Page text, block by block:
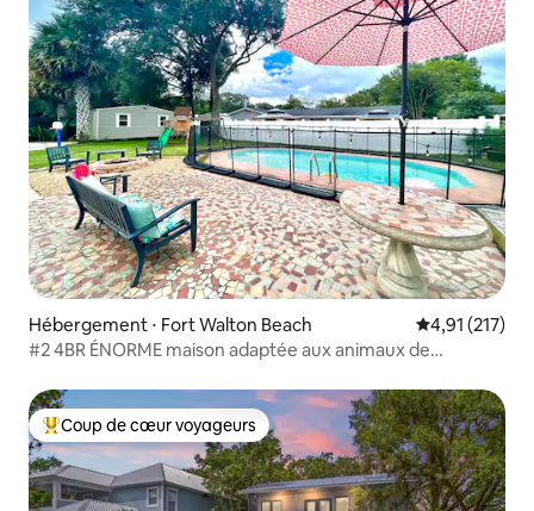
Hébergement ⋅ Fort Walton Beach Évaluation
4,91 (217)
#2 4BR ÉNORME maison adaptée aux animaux de
Coups de cœur voyageurs les plus appréciés
Coup de cœur voyageurs